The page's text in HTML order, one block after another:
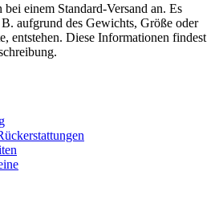
einem Standard-Versand an. Es
aufgrund des Gewichts, Größe oder
entstehen. Diese Informationen findest